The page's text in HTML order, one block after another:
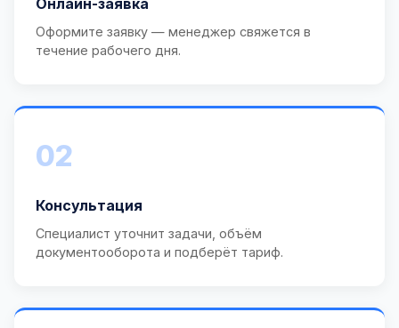
Оформите заявку — менеджер свяжется в
течение рабочего дня.
02
Консультация
Специалист уточнит задачи, объём
документооборота и подберёт тариф.